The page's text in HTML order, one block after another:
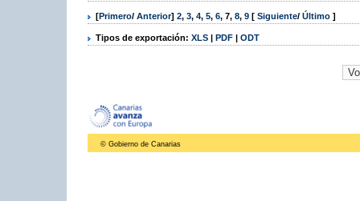
[Primero/ Anterior] 2, 3, 4, 5, 6, 7, 8, 9 [ Siguiente/ Último ]
Tipos de exportación: XLS | PDF | ODT
© Gobierno de Canarias